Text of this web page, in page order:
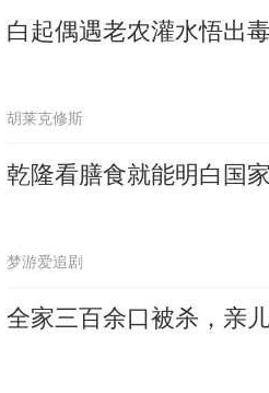
白起偶遇老农灌水悟出
胡莱克修斯
乾隆看膳食就能明白国
梦游爱追剧
全家三百余口被杀，亲